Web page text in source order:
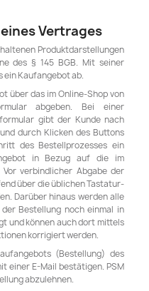
Vertrages
Produktdarstellungen
des § 145 BGB. Mit seiner
ein Kaufangebot ab.
über das im Online-Shop von
abgeben. Bei einer
gibt der Kunde nach
durch Klicken des Buttons
des Bestellprozesses ein
in Bezug auf die im
verbindlicher Abgabe der
über die üblichen Tastatur-
Darüber hinaus werden alle
Bestellung noch einmal in
und können auch dort mittels
korrigiert werden.
(Bestellung) des
einer E-Mail bestätigen. PSM
abzulehnen.